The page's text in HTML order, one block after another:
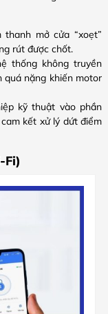
mở cửa “xoẹt”
rút được chốt.
thống không truyền
quá nặng khiến motor
kỹ thuật vào phần
cam kết xử lý dứt điểm
Fi)